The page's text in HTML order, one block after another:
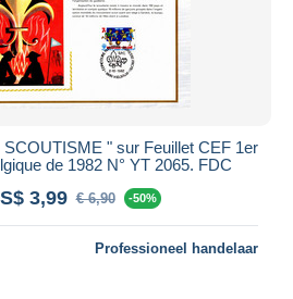
" sur Feuillet CEF 1er
de 1982 N° YT 2065. FDC
3,99 € 6,90 -50%
Professioneel handelaar